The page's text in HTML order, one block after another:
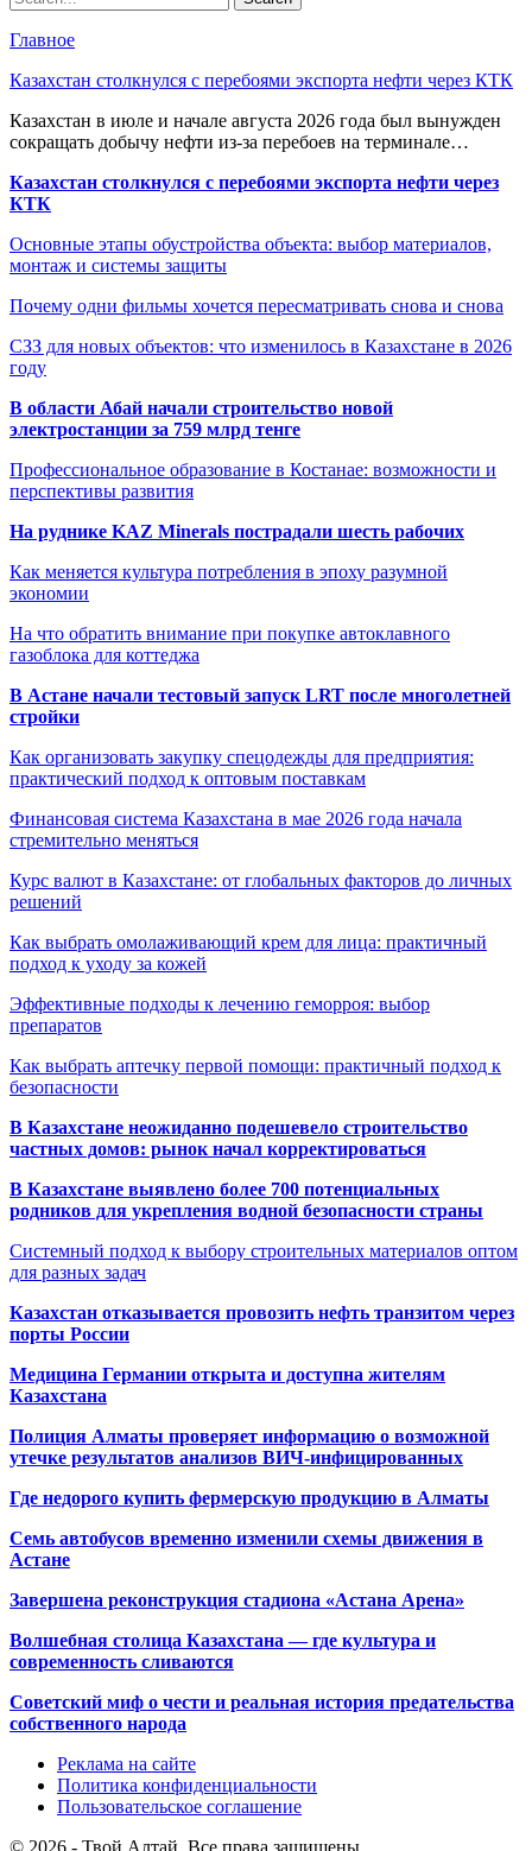
Главное
Казахстан столкнулся с перебоями экспорта нефти через КТК
Казахстан в июле и начале августа 2026 года был вынужден
сокращать добычу нефти из-за перебоев на терминале…
Казахстан столкнулся с перебоями экспорта нефти через
КТК
Основные этапы обустройства объекта: выбор материалов,
монтаж и системы защиты
Почему одни фильмы хочется пересматривать снова и снова
СЗЗ для новых объектов: что изменилось в Казахстане в 2026
году
В области Абай начали строительство новой
электростанции за 759 млрд тенге
Профессиональное образование в Костанае: возможности и
перспективы развития
На руднике KAZ Minerals пострадали шесть рабочих
Как меняется культура потребления в эпоху разумной
экономии
На что обратить внимание при покупке автоклавного
газоблока для коттеджа
В Астане начали тестовый запуск LRT после многолетней
стройки
Как организовать закупку спецодежды для предприятия:
практический подход к оптовым поставкам
Финансовая система Казахстана в мае 2026 года начала
стремительно меняться
Курс валют в Казахстане: от глобальных факторов до личных
решений
Как выбрать омолаживающий крем для лица: практичный
подход к уходу за кожей
Эффективные подходы к лечению геморроя: выбор
препаратов
Как выбрать аптечку первой помощи: практичный подход к
безопасности
В Казахстане неожиданно подешевело строительство
частных домов: рынок начал корректироваться
В Казахстане выявлено более 700 потенциальных
родников для укрепления водной безопасности страны
Системный подход к выбору строительных материалов оптом
для разных задач
Казахстан отказывается провозить нефть транзитом через
порты России
Медицина Германии открыта и доступна жителям
Казахстана
Полиция Алматы проверяет информацию о возможной
утечке результатов анализов ВИЧ-инфицированных
Где недорого купить фермерскую продукцию в Алматы
Семь автобусов временно изменили схемы движения в
Астане
Завершена реконструкция стадиона «Астана Арена»
Волшебная столица Казахстана — где культура и
современность сливаются
Советский миф о чести и реальная история предательства
собственного народа
Реклама на сайте
Политика конфиденциальности
Пользовательское соглашение
© 2026 - Твой Алтай. Все права защищены.